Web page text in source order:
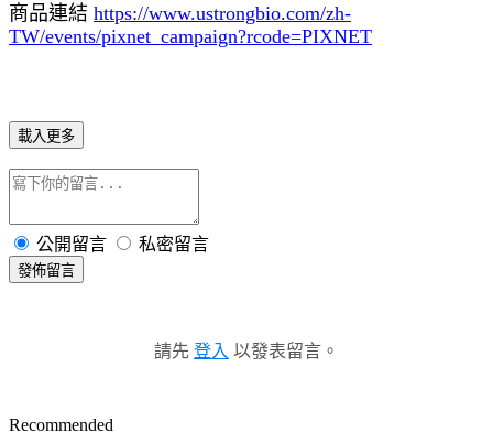
商品連結 https://www.ustrongbio.com/zh-
TW/events/pixnet_campaign?rcode=PIXNET
載入更多
公開留言 私密留言
發佈留言
請先 登入 以發表留言。
Recommended